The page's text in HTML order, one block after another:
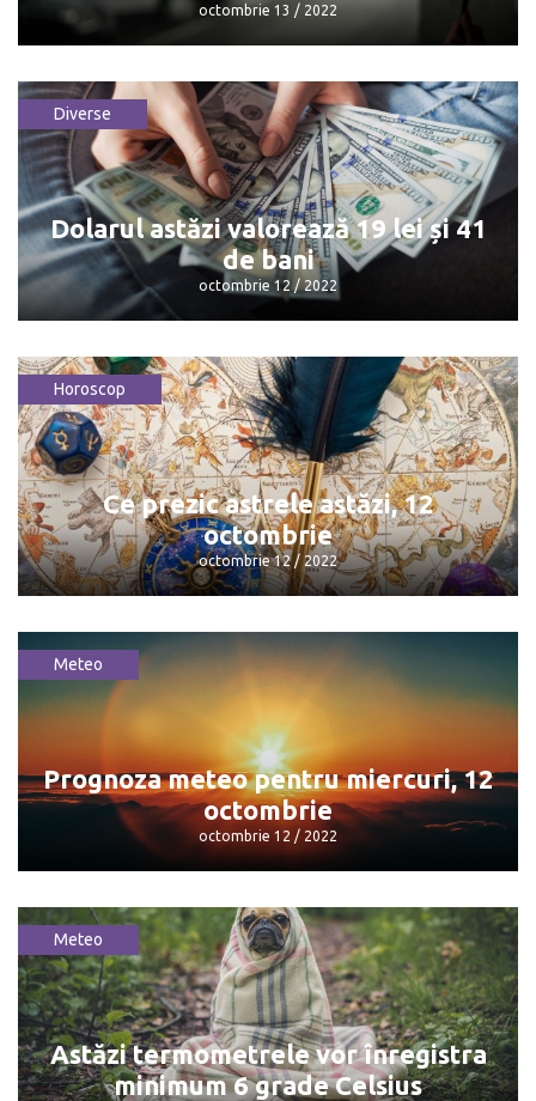
octombrie 13 / 2022
Meteorologii au anunțat ploi slabe
pentru astăzi
octombrie 13 / 2022
Diverse
Dolarul astăzi valorează 19 lei și 41
de bani
octombrie 12 / 2022
Dolarul astăzi valorează 19 lei și 41 de
bani
octombrie 12 / 2022
Horoscop
Ce prezic astrele astăzi, 12
octombrie
octombrie 12 / 2022
Ce prezic astrele astăzi, 12 octombrie
octombrie 12 / 2022
Meteo
Prognoza meteo pentru miercuri, 12
octombrie
octombrie 12 / 2022
Prognoza meteo pentru miercuri, 12
octombrie
octombrie 12 / 2022
Meteo
Astăzi termometrele vor înregistra
minimum 6 grade Celsius